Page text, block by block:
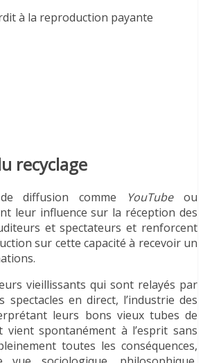
à la reproduction payante
recyclage
diffusion comme YouTubeou
leur influence sur la réception des
et spectateurs et renforcent
sur cette capacité à recevoir un
vieillissants qui sont relayés par
spectacles en direct, l’industrie des
leurs bons vieux tubes de
spontanément à l’esprit sans
toutes les conséquences,